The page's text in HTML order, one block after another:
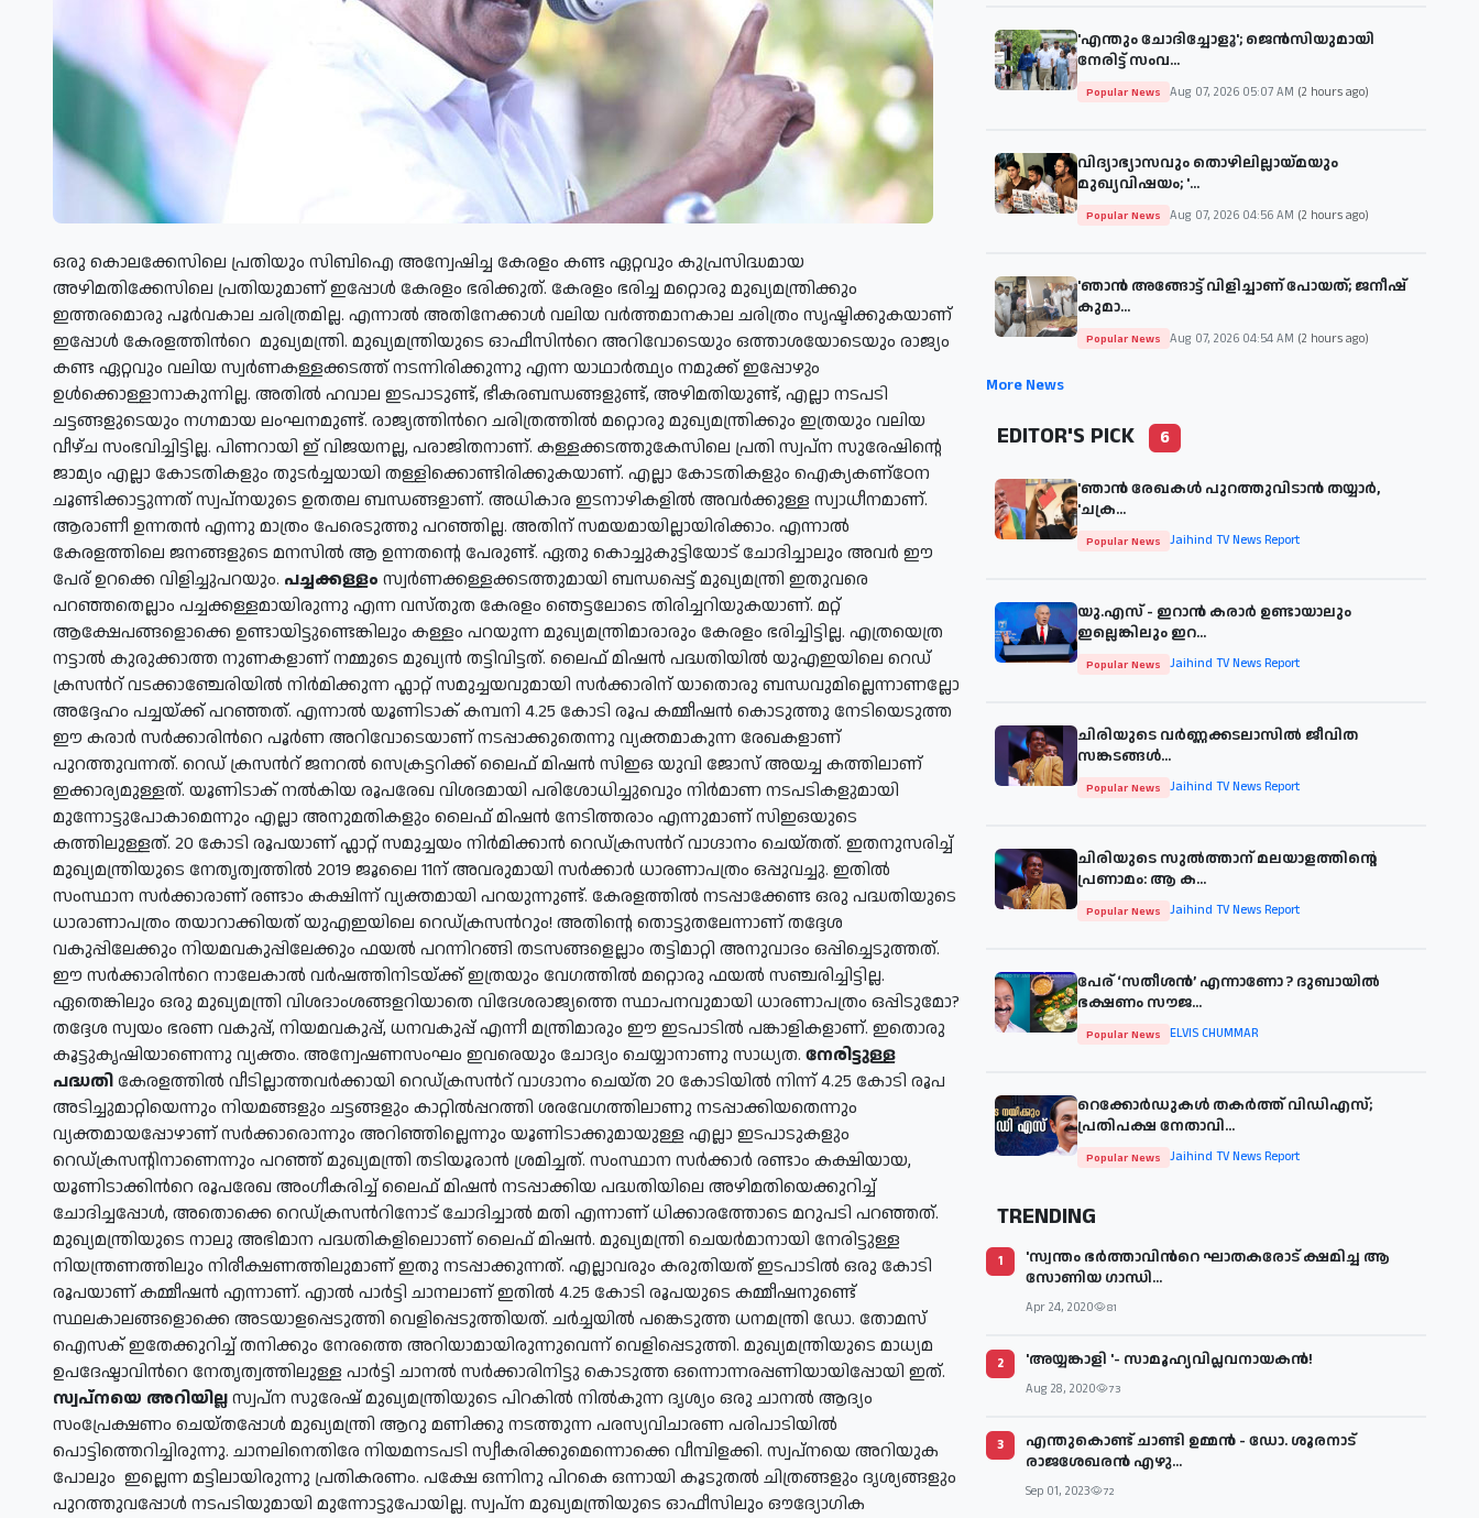
ഒരു കൊലക്കേസിലെ പ്രതിയും സിബിഐ അന്വേഷിച്ച കേരളം കണ്ട ഏറ്റവും കുപ്രസിദ്ധമായ
അഴിമതിക്കേസിലെ പ്രതിയുമാണ് ഇപ്പോള്‍ കേരളം ഭരിക്കുത്. കേരളം ഭരിച്ച മറ്റൊരു മുഖ്യമന്ത്രിക്കും
ഇത്തരമൊരു പൂര്‍വകാല ചരിത്രമില്ല. എന്നാല്‍ അതിനേക്കാള്‍ വലിയ വര്‍ത്തമാനകാല ചരിത്രം സൃഷ്ടിക്കുകയാണ്
ഇപ്പോള്‍ കേരളത്തിന്‍റെ മുഖ്യമന്ത്രി. മുഖ്യമന്ത്രിയുടെ ഓഫീസിന്‍റെ അറിവോടെയും ഒത്താശയോടെയും രാജ്യം
കണ്ട ഏറ്റവും വലിയ സ്വര്‍ണകള്ളക്കടത്ത് നടന്നിരിക്കുന്നു എന്ന യാഥാര്‍ത്ഥ്യം നമുക്ക് ഇപ്പോഴും
ഉള്‍ക്കൊള്ളാനാകുന്നില്ല. അതില്‍ ഹവാല ഇടപാടുണ്ട്, ഭീകരബന്ധങ്ങളുണ്ട്, അഴിമതിയുണ്ട്, എല്ലാ നടപടി
ചട്ടങ്ങളുടെയും നഗ്നമായ ലംഘനമുണ്ട്. രാജ്യത്തിന്‍റെ ചരിത്രത്തില്‍ മറ്റൊരു മുഖ്യമന്ത്രിക്കും ഇത്രയും വലിയ
വീഴ്ച സംഭവിച്ചിട്ടില്ല. പിണറായി ഇ് വിജയനല്ല, പരാജിതനാണ്. കള്ളക്കടത്തുകേസിലെ പ്രതി സ്വപ്ന സുരേഷിന്റെ
ജാമ്യം എല്ലാ കോടതികളും തുടര്‍ച്ചയായി തള്ളിക്കൊണ്ടിരിക്കുകയാണ്. എല്ലാ കോടതികളും ഐക്യകണ്‌ഠേന
ചൂണ്ടിക്കാട്ടുന്നത് സ്വപ്നയുടെ ഉതതല ബന്ധങ്ങളാണ്. അധികാര ഇടനാഴികളില്‍ അവര്‍ക്കുള്ള സ്വാധീനമാണ്.
ആരാണീ ഉന്നതന്‍ എന്നു മാത്രം പേരെടുത്തു പറഞ്ഞില്ല. അതിന് സമയമായില്ലായിരിക്കാം. എന്നാല്‍
കേരളത്തിലെ ജനങ്ങളുടെ മനസില്‍ ആ ഉന്നതന്റെ പേരുണ്ട്. ഏതു കൊച്ചുകുട്ടിയോട് ചോദിച്ചാലും അവര്‍ ഈ
പേര് ഉറക്കെ വിളിച്ചുപറയും. പച്ചക്കള്ളം സ്വര്‍ണക്കള്ളക്കടത്തുമായി ബന്ധപ്പെട്ട് മുഖ്യമന്ത്രി ഇതുവരെ
പറഞ്ഞതെല്ലാം പച്ചക്കള്ളമായിരുന്നു എന്ന വസ്തുത കേരളം ഞെട്ടലോടെ തിരിച്ചറിയുകയാണ്. മറ്റ്
ആക്ഷേപങ്ങളൊക്കെ ഉണ്ടായിട്ടുണ്ടെങ്കിലും കള്ളം പറയുന്ന മുഖ്യമന്ത്രിമാരാരും കേരളം ഭരിച്ചിട്ടില്ല. എത്രയെത്ര
നട്ടാല്‍ കുരുക്കാത്ത നുണകളാണ് നമ്മുടെ മുഖ്യന്‍ തട്ടിവിട്ടത്. ലൈഫ് മിഷന്‍ പദ്ധതിയില്‍ യുഎഇയിലെ റെഡ്
ക്രസന്‍റ് വടക്കാഞ്ചേരിയില്‍ നിര്‍മിക്കുന്ന ഫ്ലാറ്റ് സമുച്ചയവുമായി സര്‍ക്കാരിന് യാതൊരു ബന്ധവുമില്ലെന്നാണല്ലോ
അദ്ദേഹം പച്ചയ്ക്ക് പറഞ്ഞത്. എന്നാല്‍ യൂണിടാക് കമ്പനി 4.25 കോടി രൂപ കമ്മീഷന്‍ കൊടുത്തു നേടിയെടുത്ത
ഈ കരാര്‍ സര്‍ക്കാരിന്‍റെ പൂര്‍ണ അറിവോടെയാണ് നടപ്പാക്കുതെന്നു വ്യക്തമാകുന്ന രേഖകളാണ്
പുറത്തുവന്നത്. റെഡ് ക്രസന്‍റ് ജനറല്‍ സെക്രട്ടറിക്ക് ലൈഫ് മിഷന്‍ സിഇഒ യുവി ജോസ് അയച്ച കത്തിലാണ്
ഇക്കാര്യമുള്ളത്. യൂണിടാക് നല്‍കിയ രൂപരേഖ വിശദമായി പരിശോധിച്ചുവെും നിര്‍മാണ നടപടികളുമായി
മുന്നോട്ടുപോകാമെന്നും എല്ലാ അനുമതികളും ലൈഫ് മിഷന്‍ നേടിത്തരാം എന്നുമാണ് സിഇഒയുടെ
കത്തിലുള്ളത്. 20 കോടി രൂപയാണ് ഫ്ലാറ്റ് സമുച്ചയം നിര്‍മിക്കാന്‍ റെഡ്ക്രസന്‍റ് വാഗ്ദാനം ചെയ്തത്. ഇതനുസരിച്ച്
മുഖ്യമന്ത്രിയുടെ നേതൃത്വത്തില്‍ 2019 ജൂലൈ 11ന് അവരുമായി സര്‍ക്കാര്‍ ധാരണാപത്രം ഒപ്പുവച്ചു. ഇതില്‍
സംസ്ഥാന സര്‍ക്കാരാണ് രണ്ടാം കക്ഷിന്ന് വ്യക്തമായി പറയുന്നുണ്ട്. കേരളത്തില്‍ നടപ്പാക്കേണ്ട ഒരു പദ്ധതിയുടെ
ധാരാണാപത്രം തയാറാക്കിയത് യുഎഇയിലെ റെഡ്ക്രസന്‍റും! അതിന്റെ തൊട്ടുതലേന്നാണ് തദ്ദേശ
വകുപ്പിലേക്കും നിയമവകുപ്പിലേക്കും ഫയല്‍ പറന്നിറങ്ങി തടസങ്ങളെല്ലാം തട്ടിമാറ്റി അനുവാദം ഒപ്പിച്ചെടുത്തത്.
ഈ സര്‍ക്കാരിന്‍റെ നാലേകാല്‍ വര്‍ഷത്തിനിടയ്ക്ക് ഇത്രയും വേഗത്തില്‍ മറ്റൊരു ഫയല്‍ സഞ്ചരിച്ചിട്ടില്ല.
ഏതെങ്കിലും ഒരു മുഖ്യമന്ത്രി വിശദാംശങ്ങളറിയാതെ വിദേശരാജ്യത്തെ സ്ഥാപനവുമായി ധാരണാപത്രം ഒപ്പിടുമോ?
തദ്ദേശ സ്വയം ഭരണ വകുപ്പ്, നിയമവകുപ്പ്, ധനവകുപ്പ് എന്നീ മന്ത്രിമാരും ഈ ഇടപാടില്‍ പങ്കാളികളാണ്. ഇതൊരു
കൂട്ടുകൃഷിയാണെന്നു വ്യക്തം. അന്വേഷണസംഘം ഇവരെയും ചോദ്യം ചെയ്യാനാണു സാധ്യത. നേരിട്ടുള്ള
പദ്ധതി കേരളത്തില്‍ വീടില്ലാത്തവര്‍ക്കായി റെഡ്ക്രസന്‍റ് വാഗ്ദാനം ചെയ്ത 20 കോടിയില്‍ നിന്ന് 4.25 കോടി രൂപ
അടിച്ചുമാറ്റിയെന്നും നിയമങ്ങളും ചട്ടങ്ങളും കാറ്റില്‍പ്പറത്തി ശരവേഗത്തിലാണു നടപ്പാക്കിയതെന്നും
വ്യക്തമായപ്പോഴാണ് സര്‍ക്കാരൊന്നും അറിഞ്ഞില്ലെന്നും യൂണിടാക്കുമായുള്ള എല്ലാ ഇടപാടുകളും
റെഡ്ക്രസന്റിനാണെന്നും പറഞ്ഞ് മുഖ്യമന്ത്രി തടിയൂരാന്‍ ശ്രമിച്ചത്. സംസ്ഥാന സര്‍ക്കാര്‍ രണ്ടാം കക്ഷിയായ,
യൂണിടാക്കിന്‍റെ രൂപരേഖ അംഗീകരിച്ച് ലൈഫ് മിഷന്‍ നടപ്പാക്കിയ പദ്ധതിയിലെ അഴിമതിയെക്കുറിച്ച്
ചോദിച്ചപ്പോള്‍, അതൊക്കെ റെഡ്ക്രസന്‍റിനോട് ചോദിച്ചാല്‍ മതി എന്നാണ് ധിക്കാരത്തോടെ മറുപടി പറഞ്ഞത്.
മുഖ്യമന്ത്രിയുടെ നാലു അഭിമാന പദ്ധതികളിലൊാണ് ലൈഫ് മിഷന്‍. മുഖ്യമന്ത്രി ചെയര്‍മാനായി നേരിട്ടുള്ള
നിയന്ത്രണത്തിലും നിരീക്ഷണത്തിലുമാണ് ഇതു നടപ്പാക്കുന്നത്. എല്ലാവരും കരുതിയത് ഇടപാടില്‍ ഒരു കോടി
രൂപയാണ് കമ്മീഷന്‍ എന്നാണ്. എാല്‍ പാര്‍ട്ടി ചാനലാണ് ഇതില്‍ 4.25 കോടി രൂപയുടെ കമ്മീഷനുണ്ടെ്
സ്ഥലകാലങ്ങളൊക്കെ അടയാളപ്പെടുത്തി വെളിപ്പെടുത്തിയത്. ചര്‍ച്ചയില്‍ പങ്കെടുത്ത ധനമന്ത്രി ഡോ. തോമസ്
ഐസക് ഇതേക്കുറിച്ച് തനിക്കും നേരത്തെ അറിയാമായിരുന്നുവെന്ന് വെളിപ്പെടുത്തി. മുഖ്യമന്ത്രിയുടെ മാധ്യമ
ഉപദേഷ്ടാവിന്‍റെ നേതൃത്വത്തിലുള്ള പാര്‍ട്ടി ചാനല്‍ സര്‍ക്കാരിനിട്ടു കൊടുത്ത ഒന്നൊന്നരപ്പണിയായിപ്പോയി ഇത്.
സ്വപ്നയെ അറിയില്ലസ്വപ്ന സുരേഷ് മുഖ്യമന്ത്രിയുടെ പിറകില്‍ നില്‍കുന്ന ദൃശ്യം ഒരു ചാനല്‍ ആദ്യം
സംപ്രേക്ഷണം ചെയ്തപ്പോള്‍ മുഖ്യമന്ത്രി ആറു മണിക്കു നടത്തുന്ന പരസ്യവിചാരണ പരിപാടിയില്‍
പൊട്ടിത്തെറിച്ചിരുന്നു. ചാനലിനെതിരേ നിയമനടപടി സ്വീകരിക്കുമെന്നൊക്കെ വീമ്പിളക്കി. സ്വപ്നയെ അറിയുക
പോലും ഇല്ലെന്ന മട്ടിലായിരുന്നു പ്രതികരണം. പക്ഷേ ഒന്നിനു പിറകെ ഒന്നായി കൂടുതല്‍ ചിത്രങ്ങളും ദൃശ്യങ്ങളും
പുറത്തുവപ്പോള്‍ നടപടിയുമായി മുന്നോട്ടുപോയില്ല. സ്വപ്ന മുഖ്യമന്ത്രിയുടെ ഓഫീസിലും ഔദ്യോഗിക
'എന്തും ചോദിച്ചോളൂ'; ജെൻസിയുമായി
നേരിട്ട് സംവ...
Popular News Aug 07, 2026 05:07 AM (2 hours ago)
വിദ്യാഭ്യാസവും തൊഴിലില്ലായ്മയും
മുഖ്യവിഷയം; '...
Popular News Aug 07, 2026 04:56 AM (2 hours ago)
'ഞാന്‍ അങ്ങോട്ട് വിളിച്ചാണ് പോയത്; ജനീഷ്
കുമാ...
Popular News Aug 07, 2026 04:54 AM (2 hours ago)
More News
EDITOR'S PICK 6
'ഞാന്‍ രേഖകള്‍ പുറത്തുവിടാന്‍ തയ്യാര്‍,
'ചക്ര...
Popular News Jaihind TV News Report
യു.എസ് - ഇറാൻ കരാർ ഉണ്ടായാലും
ഇല്ലെങ്കിലും ഇറ...
Popular News Jaihind TV News Report
ചിരിയുടെ വര്‍ണ്ണക്കടലാസില്‍ ജീവിത
സങ്കടങ്ങള്‍...
Popular News Jaihind TV News Report
ചിരിയുടെ സുൽത്താന് മലയാളത്തിന്റെ
പ്രണാമം: ആ ക...
Popular News Jaihind TV News Report
പേര് ‘സതീശന്‍’ എന്നാണോ ? ദുബായില്‍
ഭക്ഷണം സൗജ...
Popular News ELVIS CHUMMAR
റെക്കോർഡുകൾ തകർത്ത് വിഡിഎസ്;
പ്രതിപക്ഷ നേതാവി...
Popular News Jaihind TV News Report
TRENDING
1
'സ്വന്തം ഭർത്താവിന്‍റെ ഘാതകരോട് ക്ഷമിച്ച ആ
സോണിയ ഗാന്ധി...
Apr 24, 2020 81
2 'അയ്യങ്കാളി '- സാമൂഹ്യവിപ്ലവനായകന്‍!
Aug 28, 2020 73
3
എന്തുകൊണ്ട് ചാണ്ടി ഉമ്മന്‍ - ഡോ. ശൂരനാട്
രാജശേഖരന്‍ എഴു...
Sep 01, 2023 72